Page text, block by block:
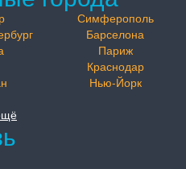
Симферополь
Барселона
Париж
Краснодар
Нью-Йорк